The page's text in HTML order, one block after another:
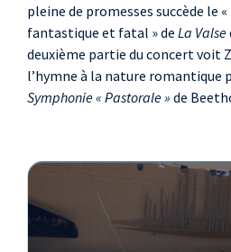
pleine de promesses succède le
fantastique et fatal » de La Valse
deuxième partie du concert voit
l’hymne à la nature romantique
Symphonie « Pastorale » de